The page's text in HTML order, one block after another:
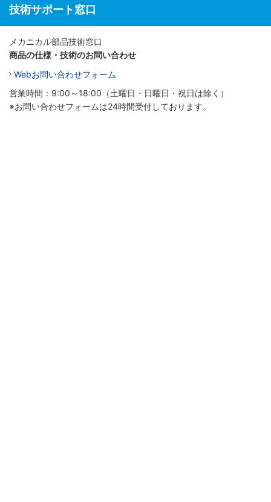
技術サポート窓口
メカニカル部品技術窓口
商品の仕様・技術のお問い合わせ
Webお問い合わせフォーム
営業時間：9:00～18:00（土曜日・日曜日・祝日は除く）
※お問い合わせフォームは24時間受付しております。